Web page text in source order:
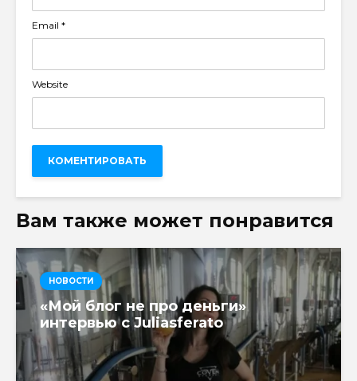
Email *
Website
Вам также может понравится
НОВОСТИ
«Мой блог не про деньги»
интервью с Juliasferato